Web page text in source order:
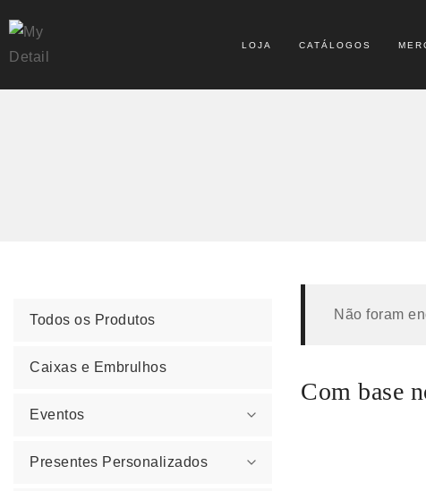
LOJA CATÁLOGOS
Não foram
Com base
Todos os Produtos
Caixas e Embrulhos
Eventos
Presentes Personalizados